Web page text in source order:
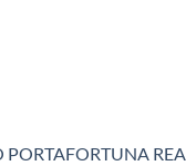
PORTAFORTUNA